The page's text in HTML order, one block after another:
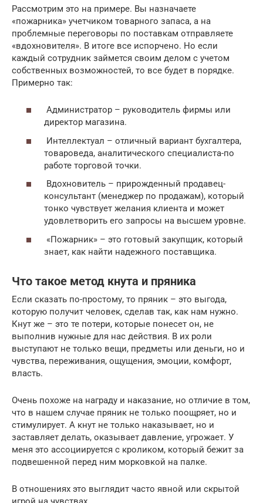
Рассмотрим это на примере. Вы назначаете
«пожарника» учетчиком товарного запаса, а на
проблемные переговоры по поставкам отправляете
«вдохновителя». В итоге все испорчено. Но если
каждый сотрудник займется своим делом с учетом
собственных возможностей, то все будет в порядке.
Примерно так:
Администратор – руководитель фирмы или
директор магазина.
Интеллектуал – отличный вариант бухгалтера,
товароведа, аналитического специалиста-по
работе торговой точки.
Вдохновитель – прирожденный продавец-
консультант (менеджер по продажам), который
тонко чувствует желания клиента и может
удовлетворить его запросы на высшем уровне.
«Пожарник» – это готовый закупщик, который
знает, как найти надежного поставщика.
Что такое метод кнута и пряника
Если сказать по-простому, то пряник – это выгода,
которую получит человек, сделав так, как нам нужно.
Кнут же – это те потери, которые понесет он, не
выполнив нужные для нас действия. В их роли
выступают не только вещи, предметы или деньги, но и
чувства, переживания, ощущения, эмоции, комфорт,
власть.
Очень похоже на награду и наказание, но отличие в том,
что в нашем случае пряник не только поощряет, но и
стимулирует. А кнут не только наказывает, но и
заставляет делать, оказывает давление, угрожает. У
меня это ассоциируется с кроликом, который бежит за
подвешенной перед ним морковкой на палке.
В отношениях это выглядит часто явной или скрытой